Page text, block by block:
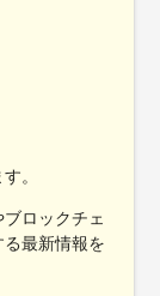
。
ロックチェ
最新情報を